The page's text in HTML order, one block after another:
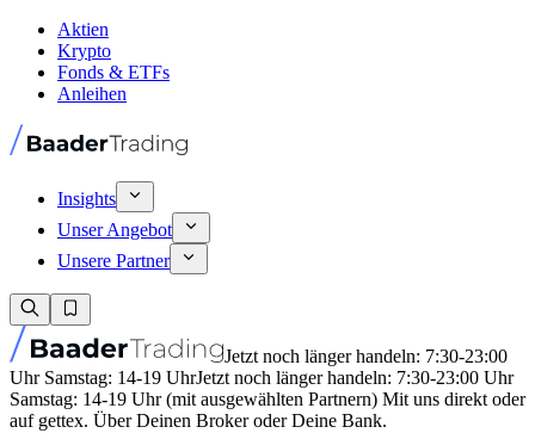
Aktien
Krypto
Fonds & ETFs
Anleihen
Insights
Unser Angebot
Unsere Partner
Jetzt noch länger handeln: 7:30-23:00
Uhr Samstag: 14-19 UhrJetzt noch länger handeln: 7:30-23:00 Uhr
Samstag: 14-19 Uhr (mit ausgewählten Partnern) Mit uns direkt oder
auf gettex. Über Deinen Broker oder Deine Bank.